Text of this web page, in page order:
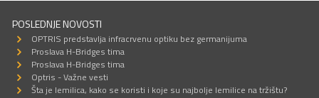
POSLEDNJE NOVOSTI
OPTRIS predstavlja infracrvenu optiku bez germanijuma
Proslava H-Bridges tima
Proslava H-Bridges tima
Optris - Važne vesti
Šta je lemilica, kako se koristi i koje su najbolje lemilice na tržištu?